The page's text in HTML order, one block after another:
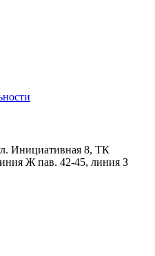
Инициативная 8, ТК
Ж пав. 42-45, линия З